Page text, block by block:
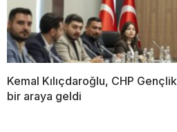
Kemal Kılıçdaroğlu, CHP
bir araya geldi